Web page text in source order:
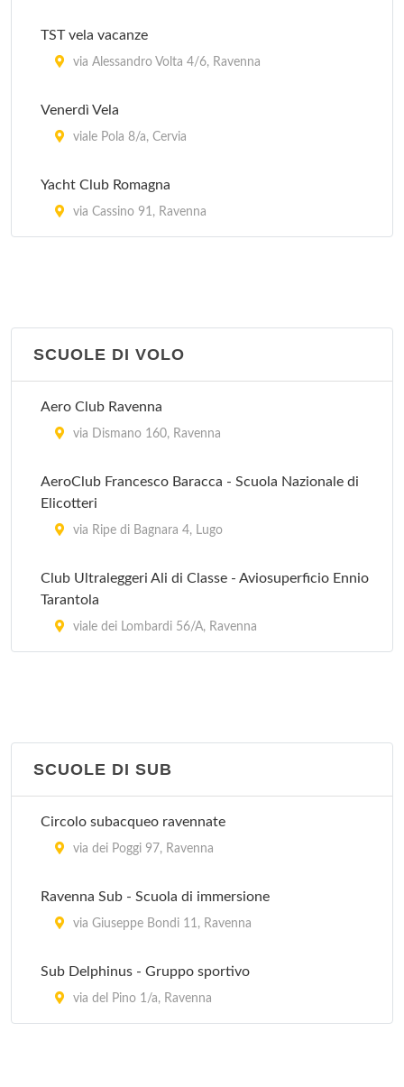
TST vela vacanze
via Alessandro Volta 4/6, Ravenna
Venerdì Vela
viale Pola 8/a, Cervia
Yacht Club Romagna
via Cassino 91, Ravenna
SCUOLE DI VOLO
Aero Club Ravenna
via Dismano 160, Ravenna
AeroClub Francesco Baracca - Scuola Nazionale di
Elicotteri
via Ripe di Bagnara 4, Lugo
Club Ultraleggeri Ali di Classe - Aviosuperficio Ennio
Tarantola
viale dei Lombardi 56/A, Ravenna
SCUOLE DI SUB
Circolo subacqueo ravennate
via dei Poggi 97, Ravenna
Ravenna Sub - Scuola di immersione
via Giuseppe Bondi 11, Ravenna
Sub Delphinus - Gruppo sportivo
via del Pino 1/a, Ravenna